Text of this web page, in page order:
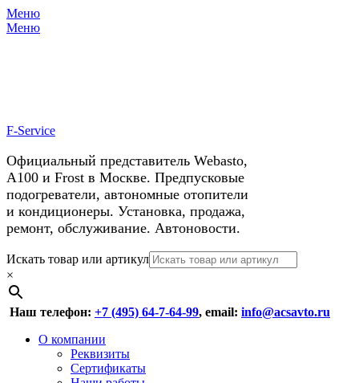
Меню
Меню
F-Service
Официальный представитель Webasto,
А100 и Frost в Москве. Предпусковые
подогреватели, автономные отопители
и кондиционеры. Установка, продажа,
ремонт, обслуживание. Автоновости.
Header
Right
Menu
Перейти
к
содержимому
Искать товар или артикул
×
Наш телефон: +7 (495) 64-7-64-99, email: info@acsavto.ru
Основное
Перейти
содержимому
О компании
Реквизиты
Сертификаты
У нас космические скидки на